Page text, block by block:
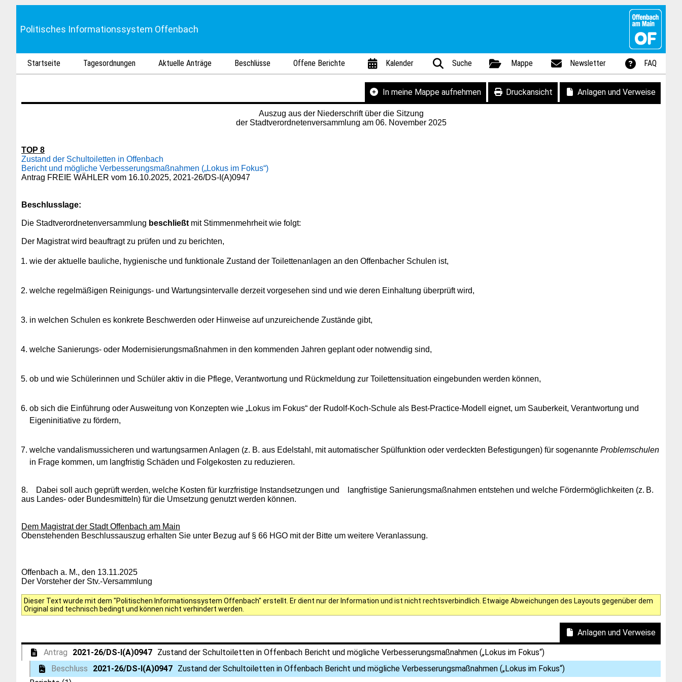
Politisches Informationssystem Offenbach
Startseite Tagesordnungen Aktuelle Anträge Beschlüsse Offene Berichte Kalender Suche Mappe Newsletter FAQ
In meine Mappe aufnehmen Druckansicht Anlagen und Verweise
Auszug aus der Niederschrift über die Sitzung
der Stadtverordnetenversammlung am 06. November 2025
TOP 8
Zustand der Schultoiletten in Offenbach
Bericht und mögliche Verbesserungsmaßnahmen („Lokus im Fokus“)
Antrag FREIE WÄHLER vom 16.10.2025, 2021-26/DS-I(A)0947
Beschlusslage:
Die Stadtverordnetenversammlung beschließt mit Stimmenmehrheit wie folgt:
Der Magistrat wird beauftragt zu prüfen und zu berichten,
wie der aktuelle bauliche, hygienische und funktionale Zustand der Toilettenanlagen an den Offenbacher Schulen ist,
welche regelmäßigen Reinigungs- und Wartungsintervalle derzeit vorgesehen sind und wie deren Einhaltung überprüft wird,
in welchen Schulen es konkrete Beschwerden oder Hinweise auf unzureichende Zustände gibt,
welche Sanierungs- oder Modernisierungsmaßnahmen in den kommenden Jahren geplant oder notwendig sind,
ob und wie Schülerinnen und Schüler aktiv in die Pflege, Verantwortung und Rückmeldung zur Toilettensituation eingebunden werden können,
ob sich die Einführung oder Ausweitung von Konzepten wie „Lokus im Fokus“ der Rudolf-Koch-Schule als Best-Practice-Modell eignet, um Sauberkeit, Verantwortung und
Eigeninitiative zu fördern,
welche vandalismussicheren und wartungsarmen Anlagen (z. B. aus Edelstahl, mit automatischer Spülfunktion oder verdeckten Befestigungen) für sogenannte Problemschulen
in Frage kommen, um langfristig Schäden und Folgekosten zu reduzieren.
8.
Dabei soll auch geprüft werden, welche Kosten für kurzfristige Instandsetzungen und langfristige Sanierungsmaßnahmen entstehen und welche Fördermöglichkeiten (z. B.
aus Landes- oder Bundesmitteln) für die Umsetzung genutzt werden können.
Dem Magistrat der Stadt Offenbach am Main
Obenstehenden Beschlussauszug erhalten Sie unter Bezug auf § 66 HGO mit der Bitte um weitere Veranlassung.
Offenbach a. M., den 13.11.2025
Der Vorsteher der Stv.-Versammlung
Dieser Text wurde mit dem "Politischen Informationssystem Offenbach" erstellt. Er dient nur der Information und ist nicht rechtsverbindlich. Etwaige Abweichungen des Layouts gegenüber dem
Original sind technisch bedingt und können nicht verhindert werden.
Anlagen und Verweise
Antrag 2021-26/DS-I(A)0947
Zustand der Schultoiletten in Offenbach Bericht und mögliche Verbesserungsmaßnahmen („Lokus im Fokus“)
Beschluss
2021-26/DS-I(A)0947 Zustand der Schultoiletten in Offenbach Bericht und mögliche Verbesserungsmaßnahmen („Lokus im Fokus“)